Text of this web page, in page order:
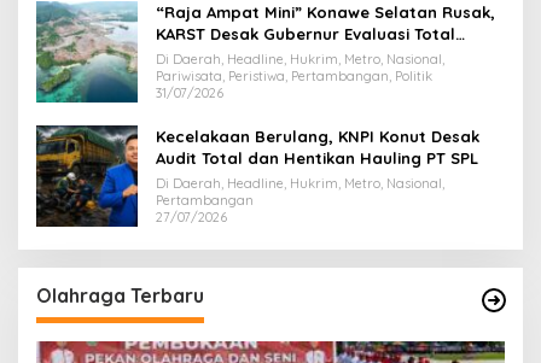
“Raja Ampat Mini” Konawe Selatan Rusak,
KARST Desak Gubernur Evaluasi Total
Dispar Sultra
Di Daerah, Headline, Hukrim, Metro, Nasional,
Pariwisata, Peristiwa, Pertambangan, Politik
31/07/2026
Kecelakaan Berulang, KNPI Konut Desak
Audit Total dan Hentikan Hauling PT SPL
Di Daerah, Headline, Hukrim, Metro, Nasional,
Pertambangan
27/07/2026
Olahraga Terbaru